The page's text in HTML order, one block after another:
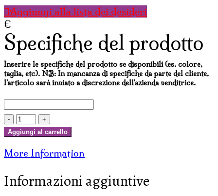
Aggiungi alla lista dei desideri
€
Specifiche del prodotto
Inserire le specifiche del prodotto se disponibili (es. colore,
taglia, etc). NB: In mancanza di specifiche da parte del cliente,
l'articolo sarà inviato a discrezione dell'azienda venditrice.
INCENSI
GOLOKA
HARE
(25
Aggiungi al carrello
More Information
Informazioni aggiuntive